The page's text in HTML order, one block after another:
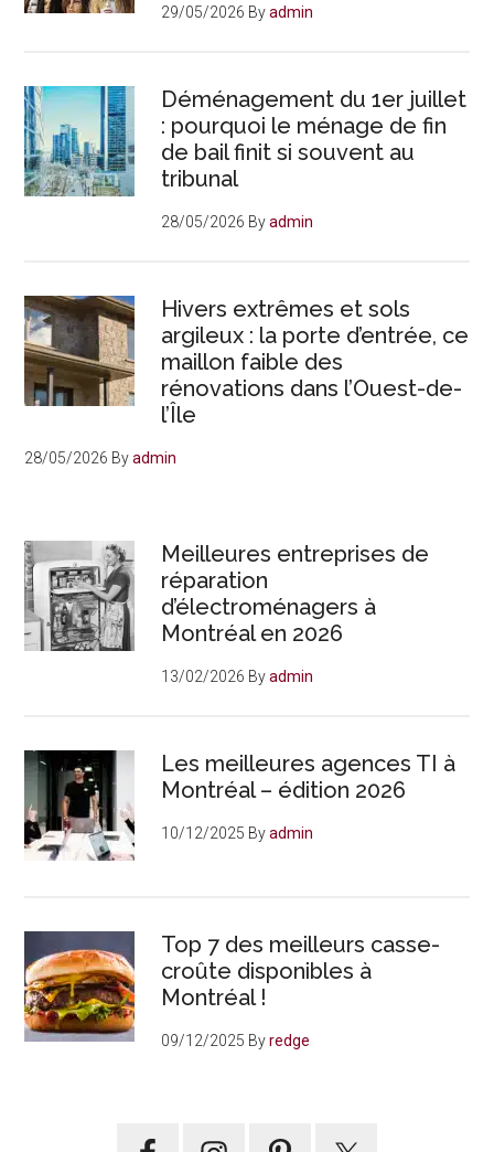
29/05/2026 Byadmin
Déménagement du 1er juillet
: pourquoi le ménage de fin
de bail finit si souvent au
tribunal
28/05/2026 Byadmin
Hivers extrêmes et sols
argileux : la porte d’entrée, ce
maillon faible des
rénovations dans l’Ouest-de-
l’Île
28/05/2026 Byadmin
Meilleures entreprises de
réparation
d’électroménagers à
Montréal en 2026
13/02/2026 Byadmin
Les meilleures agences TI à
Montréal – édition 2026
10/12/2025 Byadmin
Top 7 des meilleurs casse-
croûte disponibles à
Montréal !
09/12/2025 Byredge